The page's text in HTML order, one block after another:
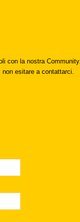
con la nostra Community.
esitare a contattarci.